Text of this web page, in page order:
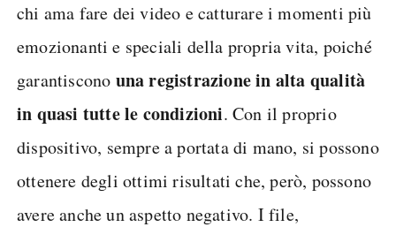
chi ama fare dei video e catturare i momenti più
emozionanti e speciali della propria vita, poiché
garantiscono una registrazione in alta qualità
in quasi tutte le condizioni. Con il proprio
dispositivo, sempre a portata di mano, si possono
ottenere degli ottimi risultati che, però, possono
avere anche un aspetto negativo. I file,